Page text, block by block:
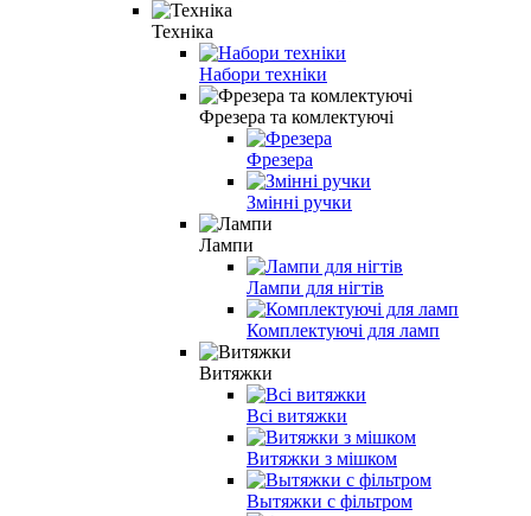
Техніка
Набори техніки
Фрезера та комлектуючі
Фрезера
Змінні ручки
Лампи
Лампи для нігтів
Комплектуючі для ламп
Витяжки
Всі витяжки
Витяжки з мішком
Вытяжки с фільтром